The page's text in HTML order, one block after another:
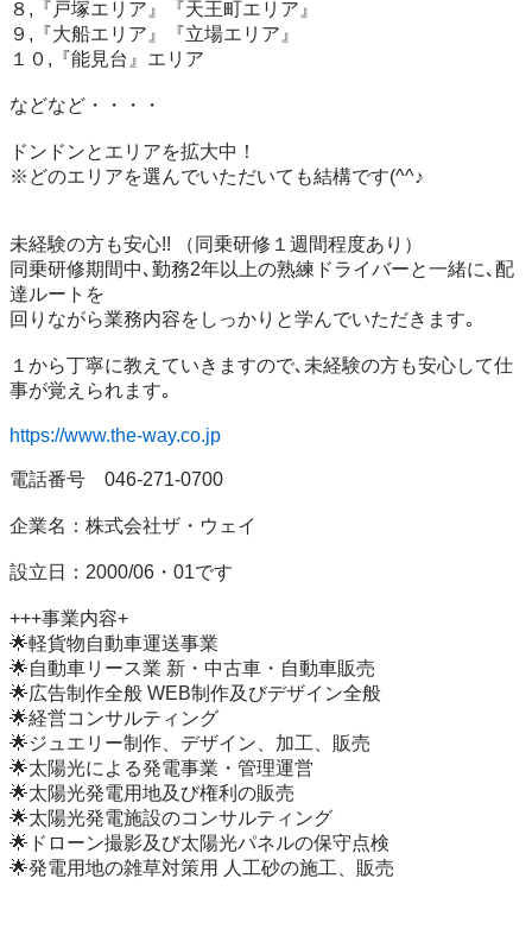
８,『戸塚エリア』『天王町エリア』
９,『大船エリア』『立場エリア』
１０,『能見台』エリア
などなど・・・・
ドンドンとエリアを拡大中！
※どのエリアを選んでいただいても結構です(^^♪
未経験の方も安心!! （同乗研修１週間程度あり）
同乗研修期間中､勤務2年以上の熟練ドライバーと一緒に､配
達ルートを
回りながら業務内容をしっかりと学んでいただきます｡
１から丁寧に教えていきますので､未経験の方も安心して仕
事が覚えられます｡
https://www.the-way.co.jp
電話番号　046-271-0700
企業名：株式会社ザ・ウェイ
設立日：2000/06・01です
+++事業内容+
🌟軽貨物自動車運送事業
🌟自動車リース業 新・中古車・自動車販売
🌟広告制作全般 WEB制作及びデザイン全般
🌟経営コンサルティング
🌟ジュエリー制作、デザイン、加工、販売
🌟太陽光による発電事業・管理運営
🌟太陽光発電用地及び権利の販売
🌟太陽光発電施設のコンサルティング
🌟ドローン撮影及び太陽光パネルの保守点検
🌟発電用地の雑草対策用 人工砂の施工、販売